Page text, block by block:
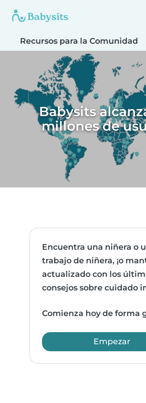
Recursos para la Comunidad
Babysits
millones de
Encuentra una niñera o
trabajo de niñera, ¡o
actualizado con los
consejos sobre cuidado
Comienza hoy de forma
Empezar